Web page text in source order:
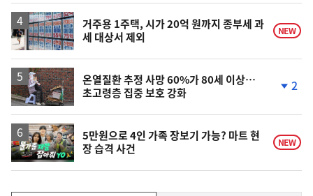
상
승
거주용 1주택, 시가 20억 원까지 종부세 과
세 대상서 제외
NEW
온열질환 추정 사망 60%가 80세 이상…
초고령층 집중 보호 강화
하
락
2
영
상
5만원으로 4인 가족 장보기 가능? 마트 현
장 습격 사건
NEW